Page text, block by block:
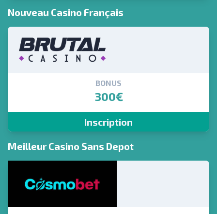
Nouveau Casino Français
BONUS
300€
Inscription
Meilleur Casino Sans Depot